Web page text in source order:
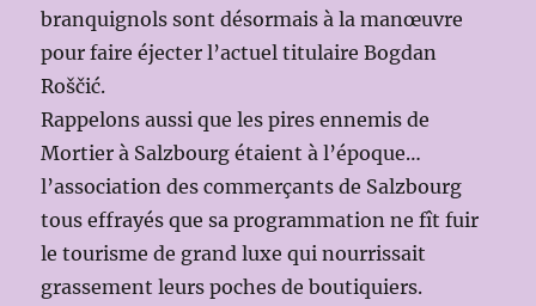
branquignols sont désormais à la manœuvre
pour faire éjecter l’actuel titulaire Bogdan
Roščić.
Rappelons aussi que les pires ennemis de
Mortier à Salzbourg étaient à l’époque…
l’association des commerçants de Salzbourg
tous effrayés que sa programmation ne fît fuir
le tourisme de grand luxe qui nourrissait
grassement leurs poches de boutiquiers.